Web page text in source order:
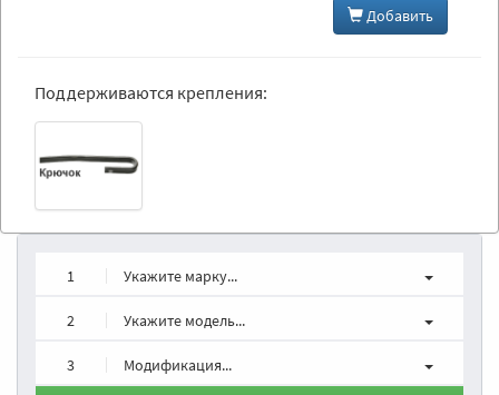
Добавить
Поддерживаются крепления:
1 Укажите марку...
2 Укажите модель...
3 Модификация...